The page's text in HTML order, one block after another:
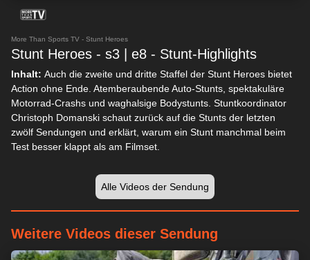
More Than Sports TV - Stunt Heroes
Stunt Heroes - s3 | e8 - Stunt-Highlights
Inhalt: Auch die zweite und dritte Staffel der Stunt Heroes bietet
Action ohne Ende. Atemberaubende Auto-Stunts, spektakuläre
Motorrad-Crashs und waghalsige Bodystunts. Stuntkoordinator
Christoph Domanski schaut zurück auf die Stunts der letzten
zwölf Sendungen und erklärt, warum ein Stunt manchmal beim
Test besser klappt als am Filmset.
Alle Videos der Sendung
Weitere Videos dieser Sendung